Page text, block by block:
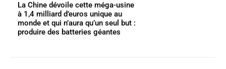
La Chine dévoile cette méga-usine
à 1,4 milliard d’euros unique au
monde et qui n’aura qu’un seul but :
produire des batteries géantes